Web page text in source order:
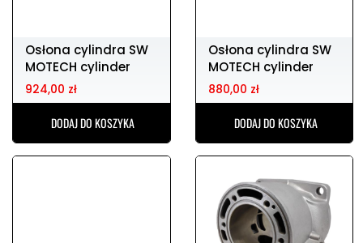
Osłona cylindra SW
MOTECH cylinder
guard
924,00 zł
DODAJ DO KOSZYKA
Osłona cylindra SW
MOTECH cylinder
guard
880,00 zł
DODAJ DO KOSZYKA